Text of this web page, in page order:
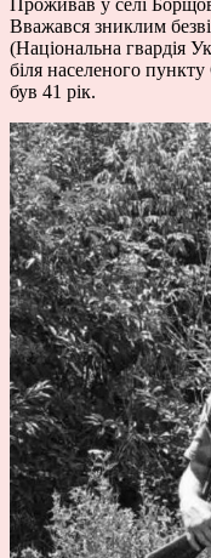
Вважався зниклим
(Національна гвардія
біля населеного
був 41 рік.